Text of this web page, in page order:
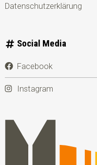
Datenschutzerklärung
Social Media
Facebook
Instagram